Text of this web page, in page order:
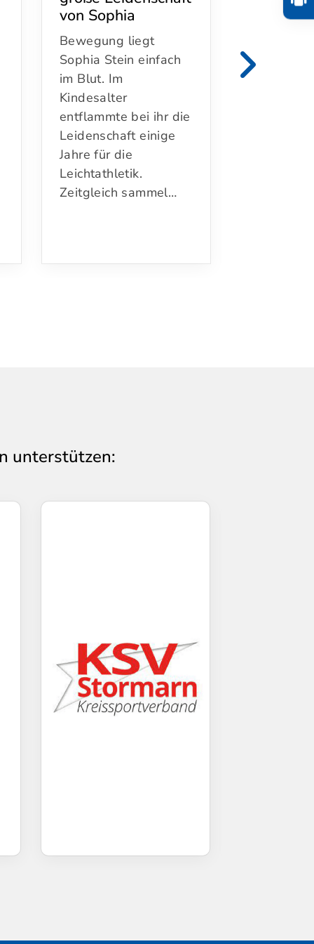
von Sophia
Bewegung liegt
Sophia Stein einfach
im Blut. Im
Kindesalter
entflammte bei ihr die
Leidenschaft einige
Jahre für die
Leichtathletik.
Zeitgleich sammel…
was
Gut
Christine
unterstützen: